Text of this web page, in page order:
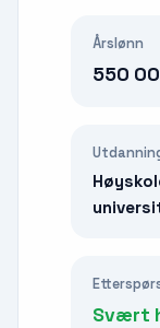
Årslønn
550
Svært